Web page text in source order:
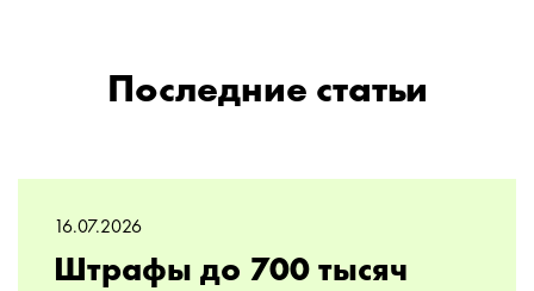
Последние статьи
16.07.2026
Штрафы до 700 тысяч